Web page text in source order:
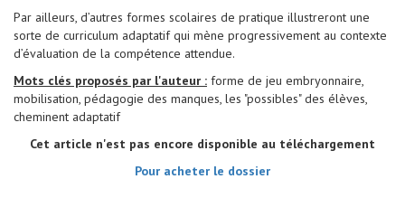
Par ailleurs, d’autres formes scolaires de pratique illustreront une
sorte de curriculum adaptatif qui mène progressivement au contexte
d’évaluation de la compétence attendue.
Mots clés proposés par l'auteur : forme de jeu embryonnaire,
mobilisation, pédagogie des manques, les "possibles" des élèves,
cheminent adaptatif
Cet article n'est pas encore disponible au téléchargement
Pour acheter le dossier